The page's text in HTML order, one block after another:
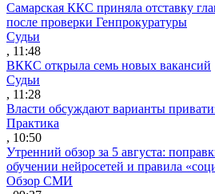
Самарская ККС приняла отставку
после проверки Генпрокуратуры
Судьи
, 11:48
ВККС открыла семь новых вакансий
Судьи
, 11:28
Власти обсуждают варианты
Практика
, 10:50
Утренний обзор за 5 августа:
обучении нейросетей и правила
Обзор СМИ